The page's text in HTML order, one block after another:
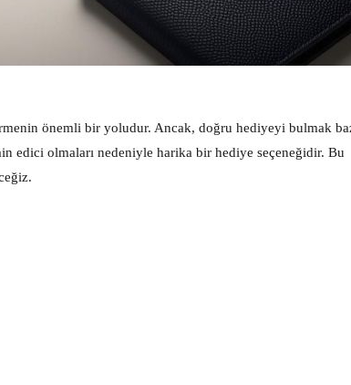
önemli bir yoludur. Ancak, doğru hediyeyi bulmak
edici olmaları nedeniyle harika bir hediye seçeneğidir. Bu